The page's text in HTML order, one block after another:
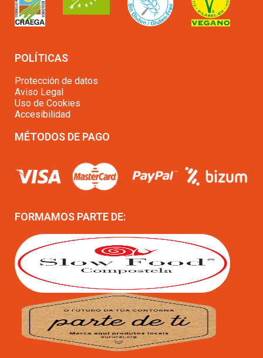
POLÍTICAS
Protección de datos
Aviso Legal
Uso de Cookies
Accesibilidad
MÉTODOS DE PAGO
FORMAMOS PARTE DE: